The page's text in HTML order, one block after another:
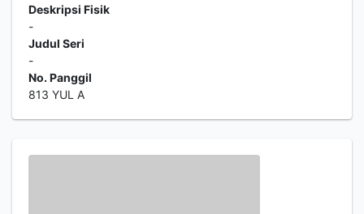
Deskripsi Fisik
-
Judul Seri
-
No. Panggil
813 YUL A